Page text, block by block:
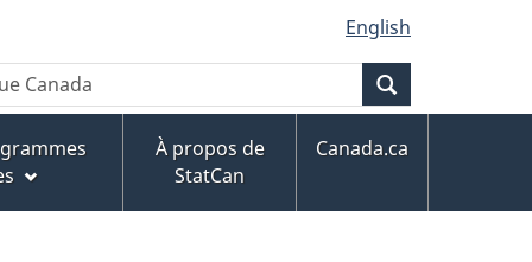
English
À propos de
StatCan
Canada.ca